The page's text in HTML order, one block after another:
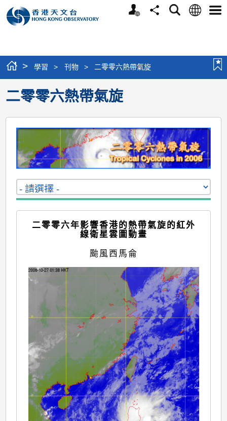
個
分
搜
語
選
> 學習 > 刊物 > 二零零六熱帶氣旋
二零零六熱帶氣旋
二零零六年影響香港的熱帶氣旋的紅外
線衛星雲圖動畫
颱風西馬侖